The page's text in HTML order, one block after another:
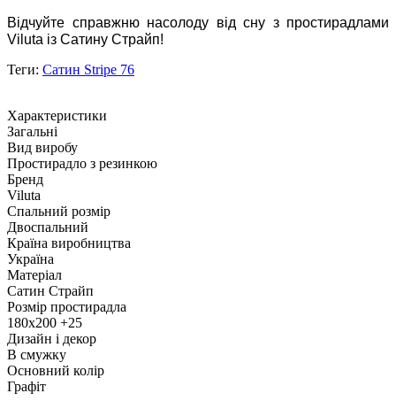
Відчуйте справжню насолоду від сну з простирадлами
Viluta із Сатину Страйп!
Теги: Сатин Stripe 76
Характеристики
Загальні
Вид виробу
Простирадло з резинкою
Бренд
Viluta
Спальний розмір
Двоспальний
Країна виробництва
Україна
Матеріал
Сатин Страйп
Розмір простирадла
180х200 +25
Дизайн і декор
В смужку
Основний колір
Графіт